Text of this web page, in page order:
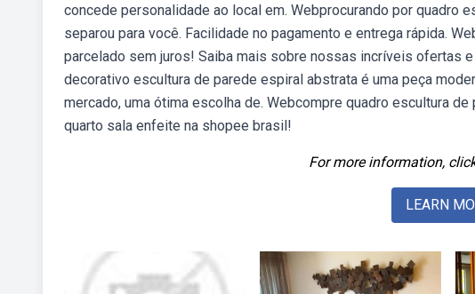
concede personalidade ao local em. Webprocurando por quadro
separou para você. Facilidade no pagamento e entrega rápida.
parcelado sem juros! Saiba mais sobre nossas incríveis ofertas
decorativo escultura de parede espiral abstrata é uma peça
mercado, uma ótima escolha de. Webcompre quadro escultura
quarto sala enfeite na shopee brasil!
For more information,
LEARN